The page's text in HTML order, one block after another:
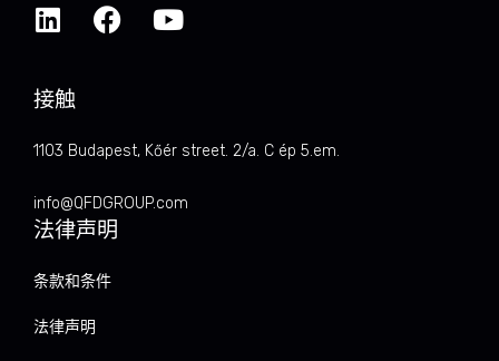
接触
1103 Budapest, Kőér street. 2/a. C ép 5.em.
info@QFDGROUP.com
法律声明
条款和条件
法律声明